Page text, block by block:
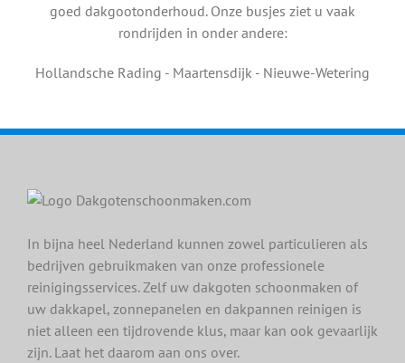
goed dakgootonderhoud. Onze busjes ziet u vaak
rondrijden in onder andere:
Hollandsche Rading - Maartensdijk - Nieuwe-Wetering
In bijna heel Nederland kunnen zowel particulieren als
bedrijven gebruikmaken van onze professionele
reinigingsservices. Zelf uw dakgoten schoonmaken of
uw dakkapel, zonnepanelen en dakpannen reinigen is
niet alleen een tijdrovende klus, maar kan ook gevaarlijk
zijn. Laat het daarom aan ons over.